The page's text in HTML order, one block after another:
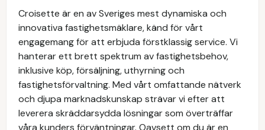
Croisette är en av Sveriges mest dynamiska och
innovativa fastighetsmäklare, känd för vårt
engagemang för att erbjuda förstklassig service. Vi
hanterar ett brett spektrum av fastighetsbehov,
inklusive köp, försäljning, uthyrning och
fastighetsförvaltning. Med vårt omfattande nätverk
och djupa marknadskunskap strävar vi efter att
leverera skräddarsydda lösningar som överträffar
våra kunders förväntningar. Oavsett om du är en